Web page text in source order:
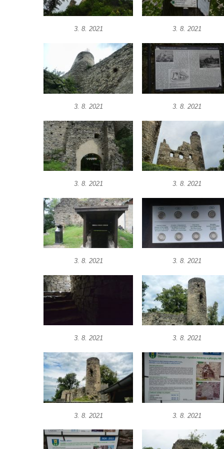
Hrad Rotštejn
Hrad Klamorna
Hrad Starý Rybník (Altenteich)
Hrad Egerberk (Lestkov)
Hrad Perštejn (Borschenstein)
Tvrz Šumburk
Hrad Šumburk (Schönburg)
Hrad Krupka
Hrad Ronov
Tvrz Stranné
Hrad Zbirohy
Hrad Hřídelík
Hrad Vrabinec
Hrad Starý Falkenburk
Hrad Andělská Hora
Hrad Milštejn
Hrad Kalich
Hrad Panna
Hrad Freudenstein (Jáchymov)
Hrad Hazmburk
Hrad Hungerberg
Hrad Hartenštejn
Hrad Oparno
Hrad Děvín (u Hamru na Jezeře)
Skalní hrad Stohánek
Hrad Fredevald (Pustý zámek) u České
Kamenice
3. 8. 2021 3. 8. 2021
3. 8. 2021 3. 8. 2021
3. 8. 2021 3. 8. 2021
3. 8. 2021 3. 8. 2021
3. 8. 2021 3. 8. 2021
3. 8. 2021 3. 8. 2021